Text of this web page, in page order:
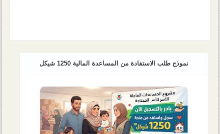
نموذج طلب الاستفادة من المساعدة المالية 1250 شيكل